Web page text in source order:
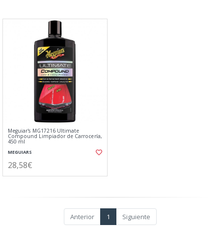
Meguiar's MG17216 Ultimate
Compound Limpiador de Carrocería,
450 ml
MEGUIARS
28,58€
Anterior 1 Siguiente